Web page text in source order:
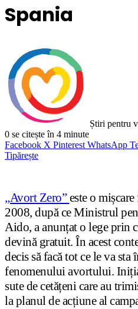
Spania
Știri pentru
0 se citește în 4 minute
Facebook X Pinterest WhatsApp
Tipărește
„Avort Zero”este o
2008, după ce Ministrul
Aido, a anunțat o lege prin
devină gratuit. În acest
decis să facă tot ce le va
fenomenului avortului.
sute de cetățeni care au
la planul de acțiune al